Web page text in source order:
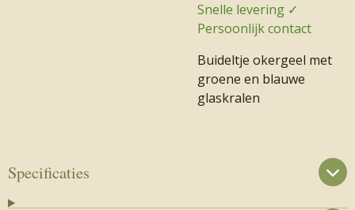
Snelle levering ✓
Persoonlijk contact
Buideltje okergeel met
groene en blauwe
glaskralen
Specificaties